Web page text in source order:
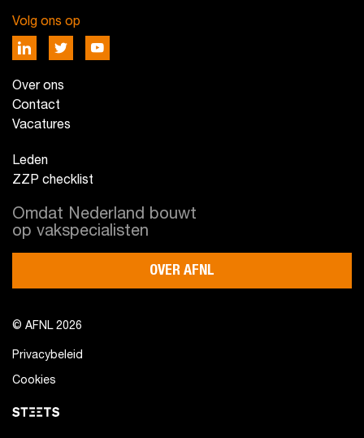
Volg ons op
Over ons
Contact
Vacatures
Leden
ZZP checklist
Omdat Nederland bouwt
op vakspecialisten
OVER AFNL
© AFNL 2026
Privacybeleid
Cookies